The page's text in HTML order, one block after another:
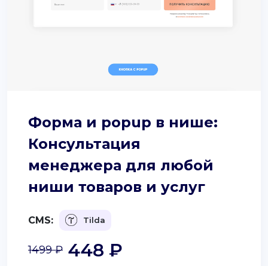
Форма и popup в нише:
Консультация
менеджера для любой
ниши товаров и услуг
CMS: Tilda
1499 ₽ 448 ₽